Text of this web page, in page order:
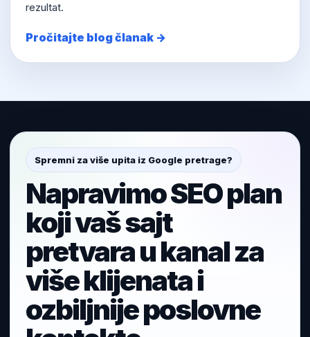
rezultat.
Pročitajte blog članak →
Spremni za više upita iz Google pretrage?
Napravimo SEO plan
koji vaš sajt
pretvara u kanal za
više klijenata i
ozbiljnije poslovne